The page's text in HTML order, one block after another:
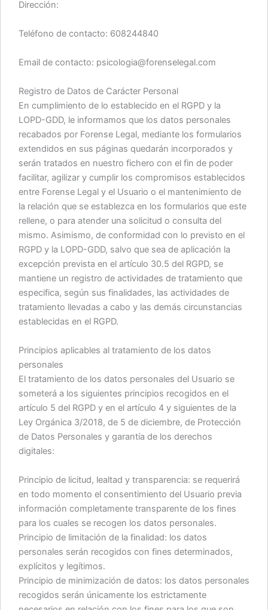
Dirección:
Teléfono de contacto: 608244840
Email de contacto: psicologia@forenselegal.com
Registro de Datos de Carácter Personal
En cumplimiento de lo establecido en el RGPD y la
LOPD-GDD, le informamos que los datos personales
recabados por Forense Legal, mediante los formularios
extendidos en sus páginas quedarán incorporados y
serán tratados en nuestro fichero con el fin de poder
facilitar, agilizar y cumplir los compromisos establecidos
entre Forense Legal y el Usuario o el mantenimiento de
la relación que se establezca en los formularios que este
rellene, o para atender una solicitud o consulta del
mismo. Asimismo, de conformidad con lo previsto en el
RGPD y la LOPD-GDD, salvo que sea de aplicación la
excepción prevista en el artículo 30.5 del RGPD, se
mantiene un registro de actividades de tratamiento que
especifica, según sus finalidades, las actividades de
tratamiento llevadas a cabo y las demás circunstancias
establecidas en el RGPD.
Principios aplicables al tratamiento de los datos
personales
El tratamiento de los datos personales del Usuario se
someterá a los siguientes principios recogidos en el
artículo 5 del RGPD y en el artículo 4 y siguientes de la
Ley Orgánica 3/2018, de 5 de diciembre, de Protección
de Datos Personales y garantía de los derechos
digitales:
Principio de licitud, lealtad y transparencia: se requerirá
en todo momento el consentimiento del Usuario previa
información completamente transparente de los fines
para los cuales se recogen los datos personales.
Principio de limitación de la finalidad: los datos
personales serán recogidos con fines determinados,
explícitos y legítimos.
Principio de minimización de datos: los datos personales
recogidos serán únicamente los estrictamente